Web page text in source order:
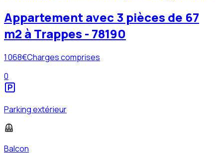
Appartement avec 3 pièces de 67
m2 à Trappes - 78190
1 068€Charges comprises
0
Parking extérieur
Balcon